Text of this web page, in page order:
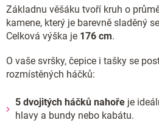
Základnu věšáku tvoří kruh o
kamene, který je barevně sladěný
Celková výška je 176 cm.
O vaše svršky, čepice i tašky se
rozmístěných háčků:
5 dvojitých háčků nahoře je
hlavy a bundy nebo kabátu.